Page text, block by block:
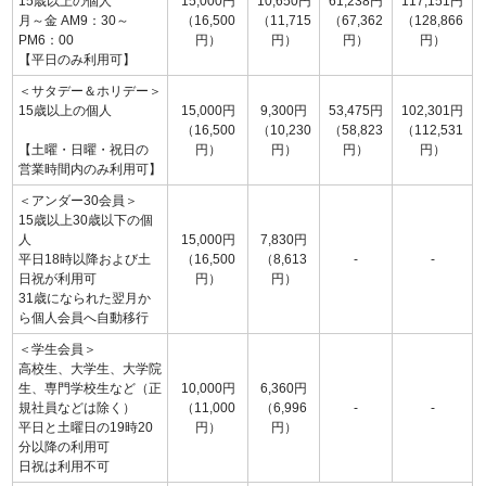
月～金 AM9：30～
PM6：00
【平日のみ利用可】
（16,500
円）
（11,715
円）
（67,362
円）
（128,866
円）
＜サタデー＆ホリデー＞
15歳以上の個人
【土曜・日曜・祝日の
営業時間内のみ利用可】
15,000円
（16,500
円）
9,300円
（10,230
円）
53,475円
（58,823
円）
102,301円
（112,531
円）
＜アンダー30会員＞
15歳以上30歳以下の個
人
平日18時以降および土
日祝が利用可
31歳になられた翌月か
ら個人会員へ自動移行
15,000円
（16,500
円）
7,830円
（8,613
円）
- -
＜学生会員＞
高校生、大学生、大学院
生、専門学校生など（正
規社員などは除く）
平日と土曜日の19時20
分以降の利用可
日祝は利用不可
10,000円
（11,000
円）
6,360円
（6,996
円）
- -